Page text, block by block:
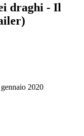
draghi - Il
2020